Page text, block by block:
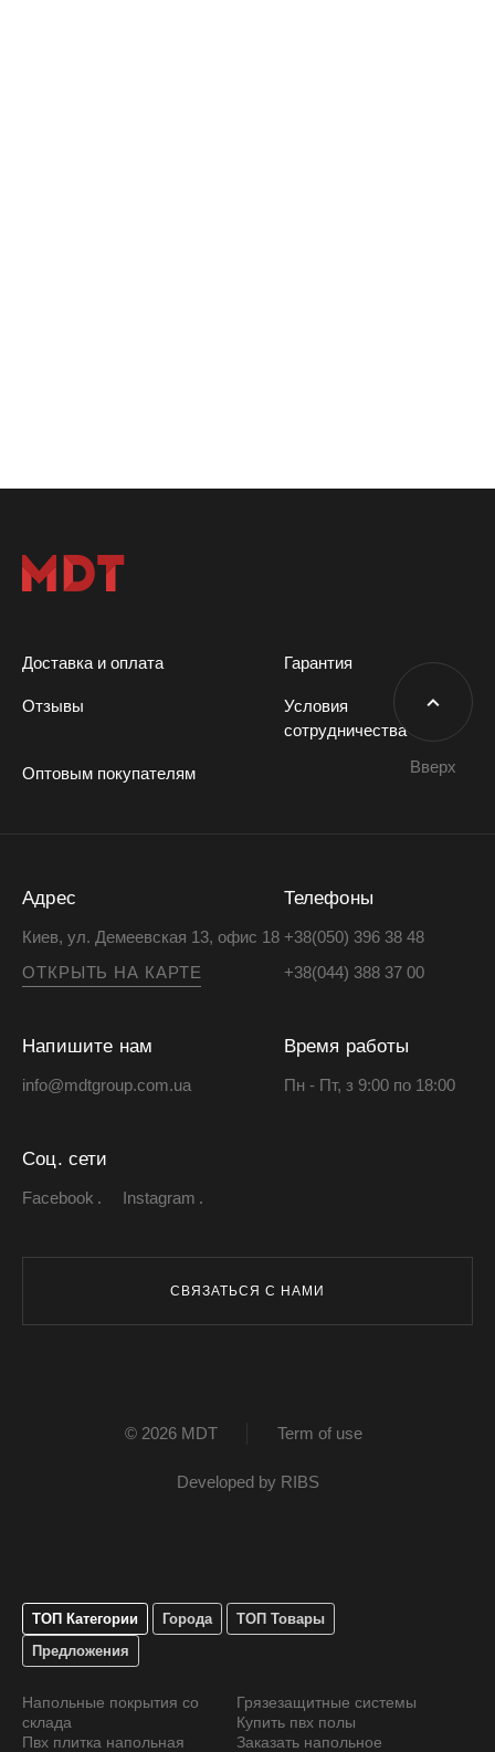
Доставка и оплата Гарантия
Отзывы
Условия
сотрудничества
Оптовым покупателям
Адрес
Киев, ул. Демеевская 13, офис 18
ОТКРЫТЬ НА КАРТЕ
Телефоны
+38(050) 396 38 48
+38(044) 388 37 00
Напишите нам
info@mdtgroup.com.ua
Время работы
Пн - Пт, з 9:00 по 18:00
Соц. сети
Facebook Instagram
СВЯЗАТЬСЯ С НАМИ
Вверх
© 2026 MDT Term of use
Developed by RIBS
ТОП Категории Города
ТОП Товары
Предложения
Напольные покрытия со
склада
Пвх плитка напольная
Грязезащитные системы
Купить пвх полы
Заказать напольное